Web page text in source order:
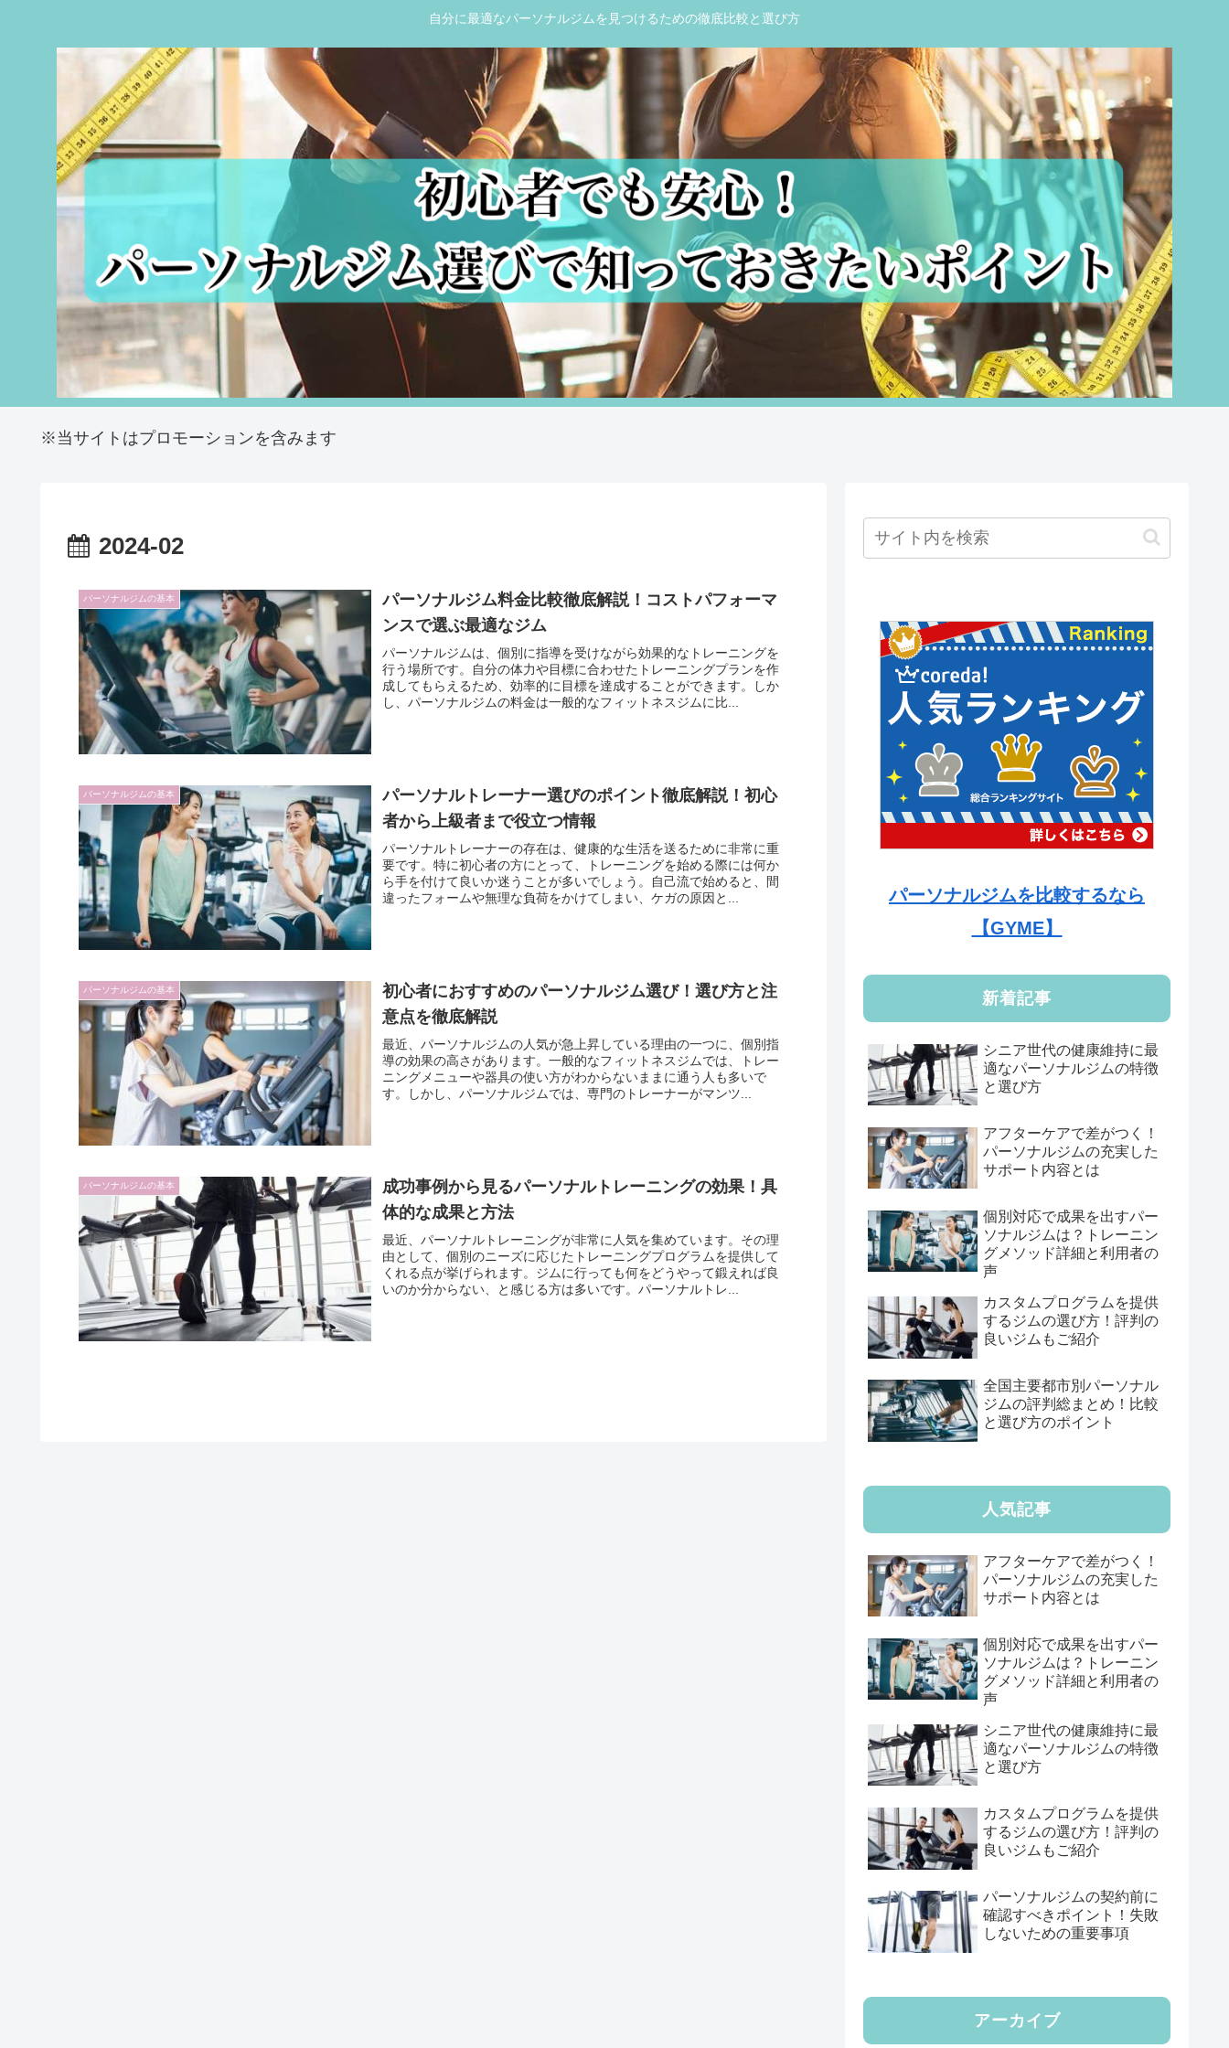
自分に最適なパーソナルジムを見つけるための徹底比較と選び方
※当サイトはプロモーションを含みます
2024-02
パーソナルジムの基本
パーソナルジム料金比較徹底解説！コストパフォーマ
ンスで選ぶ最適なジム
パーソナルジムは、個別に指導を受けながら効果的なトレーニングを
行う場所です。自分の体力や目標に合わせたトレーニングプランを作
成してもらえるため、効率的に目標を達成することができます。しか
し、パーソナルジムの料金は一般的なフィットネスジムに比...
パーソナルジムの基本
パーソナルトレーナー選びのポイント徹底解説！初心
者から上級者まで役立つ情報
パーソナルトレーナーの存在は、健康的な生活を送るために非常に重
要です。特に初心者の方にとって、トレーニングを始める際には何か
ら手を付けて良いか迷うことが多いでしょう。自己流で始めると、間
違ったフォームや無理な負荷をかけてしまい、ケガの原因と...
パーソナルジムの基本
初心者におすすめのパーソナルジム選び！選び方と注
意点を徹底解説
最近、パーソナルジムの人気が急上昇している理由の一つに、個別指
導の効果の高さがあります。一般的なフィットネスジムでは、トレー
ニングメニューや器具の使い方がわからないままに通う人も多いで
す。しかし、パーソナルジムでは、専門のトレーナーがマンツ...
パーソナルジムの基本
成功事例から見るパーソナルトレーニングの効果！具
体的な成果と方法
最近、パーソナルトレーニングが非常に人気を集めています。その理
由として、個別のニーズに応じたトレーニングプログラムを提供して
くれる点が挙げられます。ジムに行っても何をどうやって鍛えれば良
いのか分からない、と感じる方は多いです。パーソナルトレ...
パーソナルジムを比較するなら
【GYME】
新着記事
シニア世代の健康維持に最
適なパーソナルジムの特徴
と選び方
アフターケアで差がつく！
パーソナルジムの充実した
サポート内容とは
個別対応で成果を出すパー
ソナルジムは？トレーニン
グメソッド詳細と利用者の
声
カスタムプログラムを提供
するジムの選び方！評判の
良いジムもご紹介
全国主要都市別パーソナル
ジムの評判総まとめ！比較
と選び方のポイント
人気記事
アフターケアで差がつく！
パーソナルジムの充実した
サポート内容とは
個別対応で成果を出すパー
ソナルジムは？トレーニン
グメソッド詳細と利用者の
声
シニア世代の健康維持に最
適なパーソナルジムの特徴
と選び方
カスタムプログラムを提供
するジムの選び方！評判の
良いジムもご紹介
パーソナルジムの契約前に
確認すべきポイント！失敗
しないための重要事項
アーカイブ